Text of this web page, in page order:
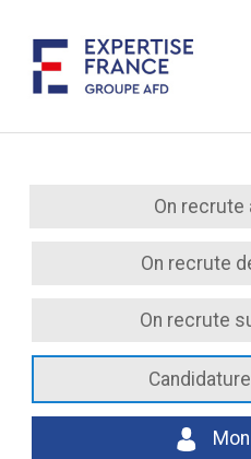
On recrute
On recrute
On recrute